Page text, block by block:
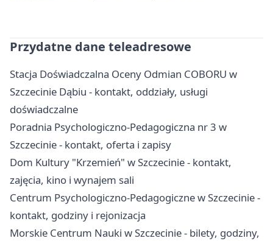
Przydatne dane teleadresowe
Stacja Doświadczalna Oceny Odmian COBORU w
Szczecinie Dąbiu - kontakt, oddziały, usługi
doświadczalne
Poradnia Psychologiczno-Pedagogiczna nr 3 w
Szczecinie - kontakt, oferta i zapisy
Dom Kultury "Krzemień" w Szczecinie - kontakt,
zajęcia, kino i wynajem sali
Centrum Psychologiczno-Pedagogiczne w Szczecinie -
kontakt, godziny i rejonizacja
Morskie Centrum Nauki w Szczecinie - bilety, godziny,